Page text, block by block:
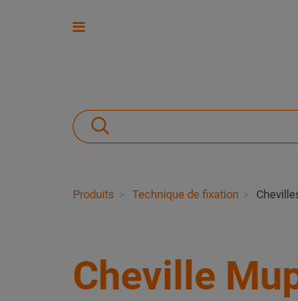
Produits Technique de fixation
Cheville